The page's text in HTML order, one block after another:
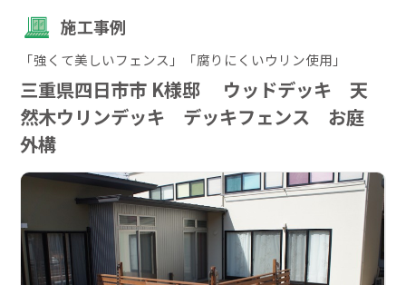
施工事例
「強くて美しいフェンス」「腐りにくいウリン使用」
三重県四日市市 K様邸 ウッドデッキ 天
然木ウリンデッキ デッキフェンス お庭
外構